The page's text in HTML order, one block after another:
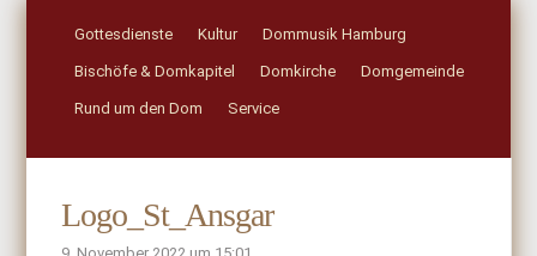
Gottesdienste Kultur Dommusik Hamburg
Bischöfe & Domkapitel Domkirche Domgemeinde
Rund um den Dom Service
Logo_St_Ansgar